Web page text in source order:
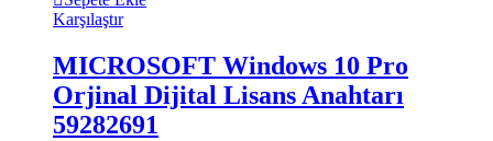
Karşılaştır
MICROSOFT Windows 10 Pro
Orjinal Dijital Lisans Anahtarı
59282691